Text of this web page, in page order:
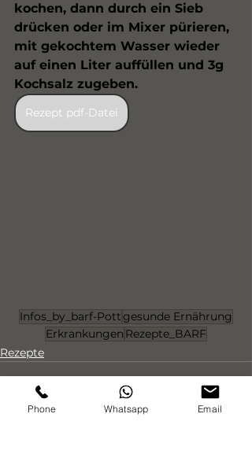
kochen, dann durch ein Sieb
drücken oder im Mixer pürieren,
mit gekochtem Wasser wieder
auf einen Liter auffüllen und 3g
Kochsalz zugeben.
Rezept pdf-Datei
Infos_by_barf-Pottgesunde Ernährung
Erkrankungen Rezepte_BARF
Rezepte
Phone Whatsapp Email